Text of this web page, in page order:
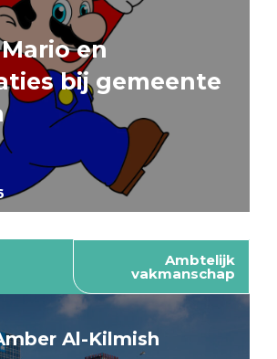
en
bij gemeente
Ambtelijk
vakmanschap
Al-Kilmish